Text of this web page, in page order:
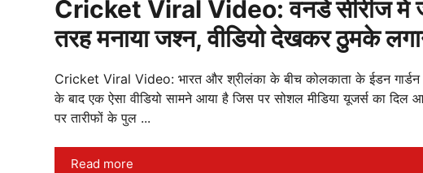
Cricket Viral Video: वनडे सीरीज में
तरह मनाया जश्न, वीडियो देखकर ठुमके
Cricket Viral Video: भारत और श्रीलंका के बीच कोलकाता के ईडन गार्डन
के बाद एक ऐसा वीडियो सामने आया है जिस पर सोशल मीडिया यूजर्स का दिल
पर तारीफों के पुल ...
Read more